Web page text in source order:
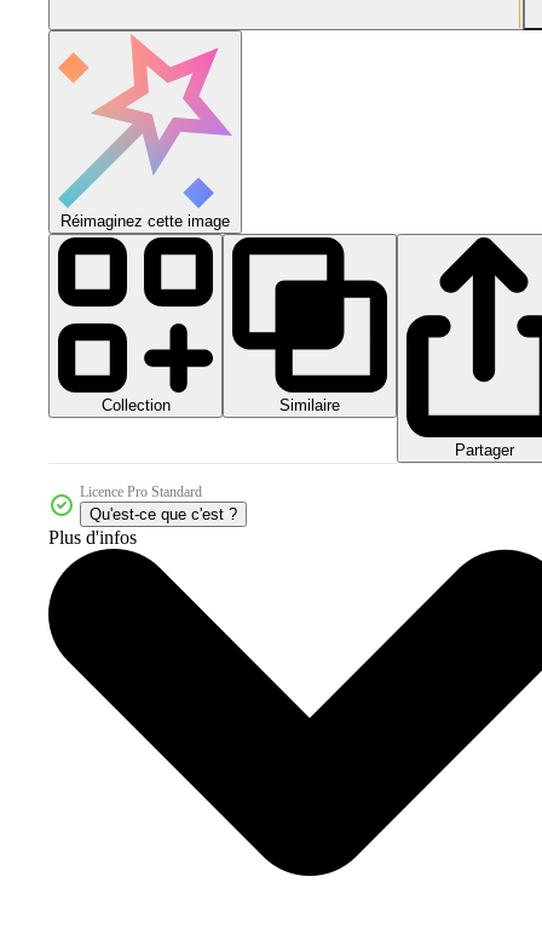
Réimaginez cette image
Collection Similaire
Partager
Licence Pro Standard
Qu'est-ce que c'est ?
Plus d'infos